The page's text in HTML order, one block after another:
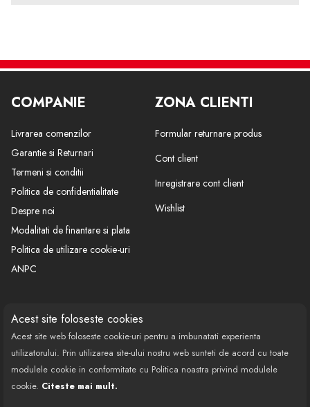
Acest site foloseste cookies
Acest site web foloseste cookie-uri pentru a imbunatati experienta
utilizatorului. Prin utilizarea site-ului nostru web sunteti de acord cu toate
modulele cookie in conformitate cu Politica noastra privind modulele
cookie. Citeste mai mult.
COMPANIE
Livrarea comenzilor
Garantie si Returnari
Termeni si conditii
Politica de confidentialitate
Despre noi
Modalitati de finantare si plata
Politica de utilizare cookie-uri
ANPC
ZONA CLIENTI
Formular returnare produs
Cont client
Inregistrare cont client
Wishlist
CONTACT
Call Center: 0377 100 941
Program de lucru: Luni-Vineri
08:00 - 18:00